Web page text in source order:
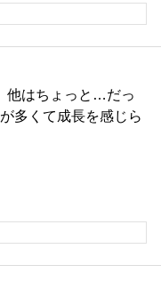
他はちょっと…だっ
多くて成長を感じら